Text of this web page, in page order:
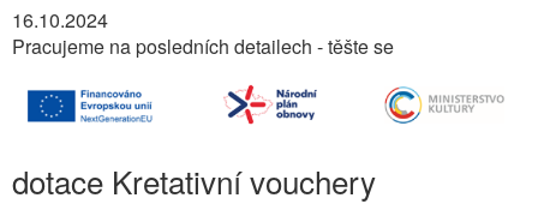
16.10.2024
Pracujeme na posledních detailech - těšte se
dotace Kretativní vouchery